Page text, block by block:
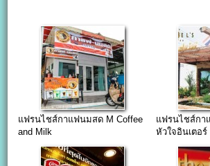
แฟรนไชส์กาแฟนมสด M Coffee
and Milk
แฟรนไชส์กา
หัวใจอินเตอร์